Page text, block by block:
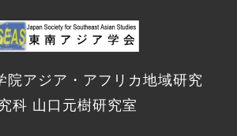
院アジア・アフリカ地域研究
科 山口元樹研究室